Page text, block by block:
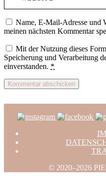
Name, E-Mail-Adresse und
meinen nächsten Kommentar
Mit der Nutzung dieses
Speicherung und Verarbeitung
einverstanden. *
© 2020–2026